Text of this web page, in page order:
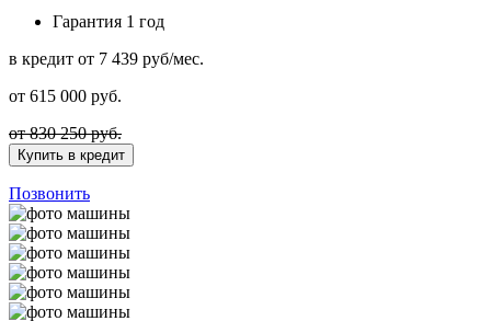
Гарантия 1 год
в кредит от 7 439 руб/мес.
от 615 000 руб.
от 830 250 руб.
Купить в кредит
Позвонить